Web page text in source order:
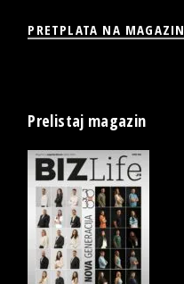
PRETPLATA NA MAGAZIN
Prelistaj magazin